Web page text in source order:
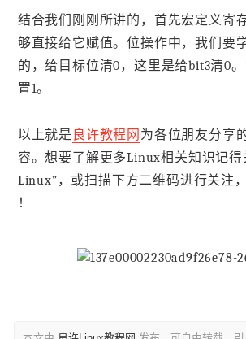
结合我们刚刚所讲的，首先宏定义寄
够直接给它赋值。位操作中，我们要
的，给目标位清0，这里是给bit3清0
置1。
以上就是 良许教程网 为各位朋友分享
容。想要了解更多Linux相关知识记得
Linux”，或扫描下方二维码进行关注
！